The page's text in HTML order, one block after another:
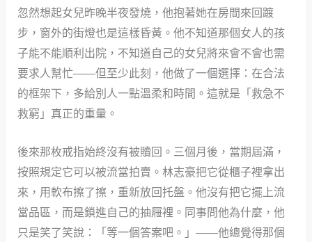
忽然想起女兒昨晚半夜發燒，他抱著她在房間來回踱
步，窗外的街燈也是這樣昏黃。他不知道那個女人的孩
子能不能順利出院，不知道自己的女兒將來會不會也需
要求人幫忙——但至少此刻，他做了一個選擇：在合法
的框架下，多給別人一點溫柔和時間。這就是「救急不
救窮」真正的重量。
後來那枚戒指始終沒有被贖回。三個月後，當期屆滿，
按照規定它可以被流當拍賣。林志豪把它從櫃子裡拿出
來，用軟布擦了擦，重新放回托盤。他沒有把它擺上流
當品區，而是鎖進自己的抽屜裡。同事問他為什麼，他
只是笑了笑說：「等一個答案吧。」——他總覺得那個